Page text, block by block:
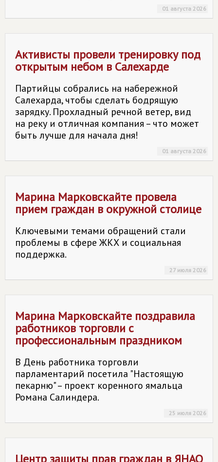
01 августа 2026
Активисты провели тренировку под
открытым небом в Салехарде
Партийцы собрались на набережной
Салехарда, чтобы сделать бодрящую
зарядку. Прохладный речной ветер, вид
на реку и отличная компания – что может
быть лучше для начала дня!
01 августа 2026
Марина Марковскайте провела
прием граждан в окружной столице
Ключевыми темами обращений стали
проблемы в сфере ЖКХ и социальная
поддержка.
27 июля 2026
Марина Марковскайте поздравила
работников торговли с
профессиональным праздником
В День работника торговли
парламентарий посетила "Настоящую
пекарню" – проект коренного ямальца
Романа Салиндера.
25 июля 2026
Центр защиты прав граждан в ЯНАО